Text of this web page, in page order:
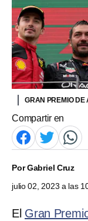
GRAN PREMIO DE
Compartir en
PorGabriel Cruz
julio 02, 2023 a las
El Gran